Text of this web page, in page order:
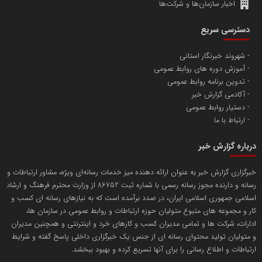
پایگاه اطلاع رسانی اعتلای نهادهای مردمی
پایگاه اطلاع رسانی دریا و نفت
تامین آهن اسفنجی تولیدکنندگان فولاد در کشور
تریبون
انتشار گسترده محتوا در رسانه گزارش خبر
مسعودصادقی
محمدعلی کرمعلی
اخبار سازمان‌ها و شرکت‌ها
دسترسی سریع
شهروند خبرنگار استانی
آموزش دوره های روابط عمومی
تدوین برنامه روابط عمومی
آکادمی گزارش خبر
دستیار روابط عمومی
ارتباط با ما
درباره گزارش خبر
خبرگزاری گزارش خبر به عنوان ارائه دهنده میز خدمات رسانه‌ای ویژه، مشاور ارتباطات و
رسانه و دارنده مجوز رسانه رسمی با شماره ثبت 86752 از وزارت محترم فرهنگ و ارشاد
اسلامی جمهوری اسلامی ایران، در صدد برآمده است که به نیازهای رسانه ای کسب و
کار و مجموعه های متبوع متولیان حوزه ارتباطات و روابط عمومی در سازمان ها،
ادارات، شرکت ها و تمامی مدیران کسب و کارهای خرد و اینترنتی و همچنین مدیران
و متولیان تولید محتوای رسانه ای از جنس یک خبرگزاری داخلی پاسخ گفته و شرایط
ارتباطات و اطلاع رسانی را برای آنها تسریع کرده و بهبود ببخشد.